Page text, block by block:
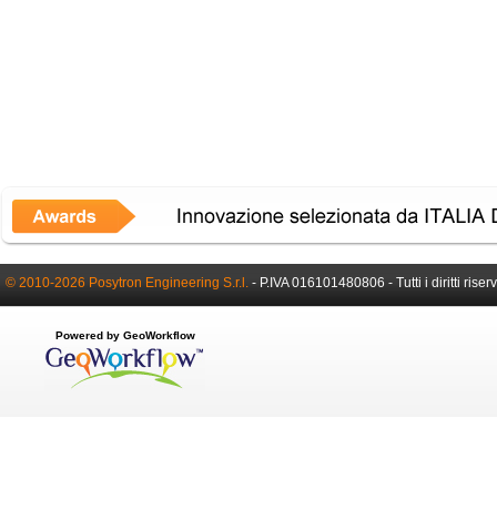
© 2010-2026 Posytron Engineering S.r.l. - P.IVA 016101480806 - Tutti i diritti
Powered by GeoWorkflow